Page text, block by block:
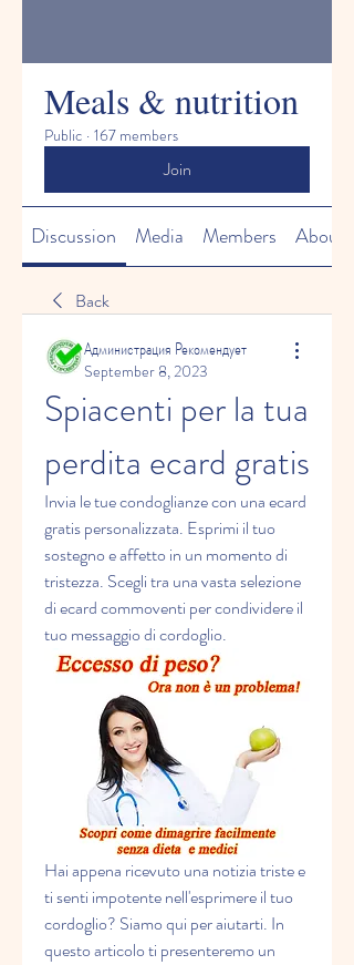
Meals & nutrition
Public · 167 members
Join
Discussion Media Members About
Back
Администрация Рекомендует
September 8, 2023
Spiacenti per la tua
perdita ecard gratis
Invia le tue condoglianze con una ecard
gratis personalizzata. Esprimi il tuo
sostegno e affetto in un momento di
tristezza. Scegli tra una vasta selezione
di ecard commoventi per condividere il
tuo messaggio di cordoglio.
Hai appena ricevuto una notizia triste e
ti senti impotente nell'esprimere il tuo
cordoglio? Siamo qui per aiutarti. In
questo articolo ti presenteremo un